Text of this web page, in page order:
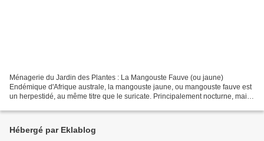
Ménagerie du Jardin des Plantes : La Mangouste Fauve (ou jaune)
Endémique d'Afrique australe, la mangouste jaune, ou mangouste fauve est
un herpestidé, au même titre que le suricate. Principalement nocturne, mais
Hébergé par Eklablog